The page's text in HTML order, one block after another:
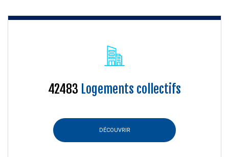
42483 Logements collectifs
DÉCOUVRIR